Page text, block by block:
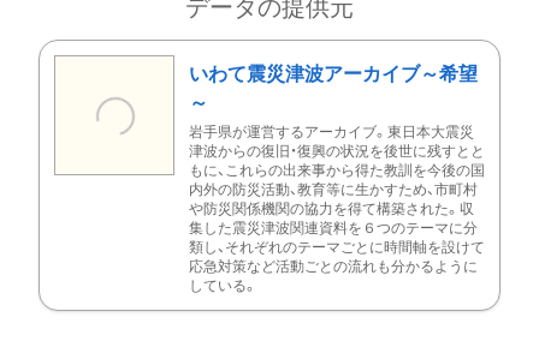
データの提供元
いわて震災津波アーカイブ～希望
～
岩手県が運営するアーカイブ。東日本大震災
津波からの復旧・復興の状況を後世に残すとと
もに、これらの出来事から得た教訓を今後の国
内外の防災活動、教育等に生かすため、市町村
や防災関係機関の協力を得て構築された。収
集した震災津波関連資料を６つのテーマに分
類し、それぞれのテーマごとに時間軸を設けて
応急対策など活動ごとの流れも分かるように
している。